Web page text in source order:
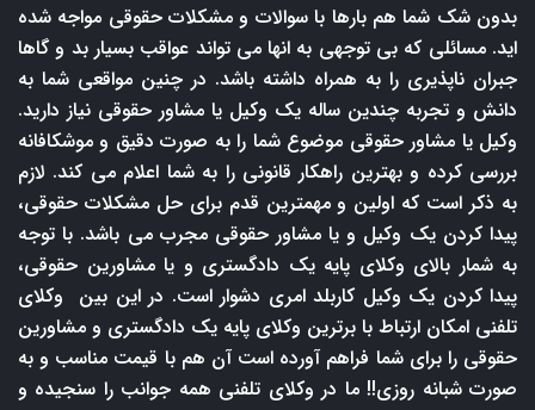
بدون شک شما هم بارها با سوالات و مشکلات حقوقی مواجه شده
اید. مسائلی که بی توجهی به انها می تواند عواقب بسیار بد و گاها
جبران ناپذیری را به همراه داشته باشد. در چنین مواقعی شما به
دانش و تجربه چندین ساله یک وکیل یا مشاور حقوقی نیاز دارید.
وکیل یا مشاور حقوقی موضوع شما را به صورت دقیق و موشکافانه
بررسی کرده و بهترین راهکار قانونی را به شما اعلام می کند. لازم
به ذکر است که اولین و مهمترین قدم برای حل مشکلات حقوقی،
پیدا کردن یک وکیل و یا مشاور حقوقی مجرب می باشد. با توجه
به شمار بالای وکلای پایه یک دادگستری و یا مشاورین حقوقی،
پیدا کردن یک وکیل کاربلد امری دشوار است. در این بین وکلای
تلفنی امکان ارتباط با برترین وکلای پایه یک دادگستری و مشاورین
حقوقی را برای شما فراهم آورده است آن هم با قیمت مناسب و به
صورت شبانه روزی!! ما در وکلای تلفنی همه جوانب را سنجیده و